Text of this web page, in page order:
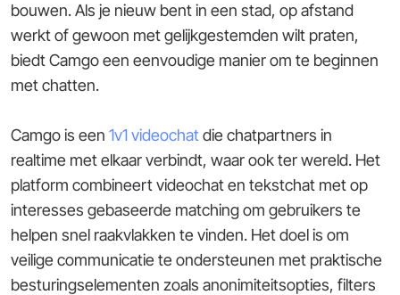
bouwen. Als je nieuw bent in een stad, op afstand
werkt of gewoon met gelijkgestemden wilt praten,
biedt Camgo een eenvoudige manier om te beginnen
met chatten.
Camgo is een 1v1 videochatdie chatpartners in
realtime met elkaar verbindt, waar ook ter wereld. Het
platform combineert videochat en tekstchat met op
interesses gebaseerde matching om gebruikers te
helpen snel raakvlakken te vinden. Het doel is om
veilige communicatie te ondersteunen met praktische
besturingselementen zoals anonimiteitsopties, filters